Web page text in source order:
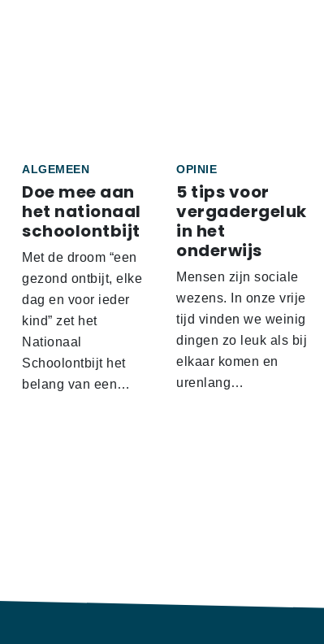
ALGEMEEN
Doe mee aan
het nationaal
schoolontbijt
Met de droom “een
gezond ontbijt, elke
dag en voor ieder
kind” zet het
Nationaal
Schoolontbijt het
belang van een…
OPINIE
5 tips voor
vergadergeluk
in het
onderwijs
Mensen zijn sociale
wezens. In onze vrije
tijd vinden we weinig
dingen zo leuk als bij
elkaar komen en
urenlang…